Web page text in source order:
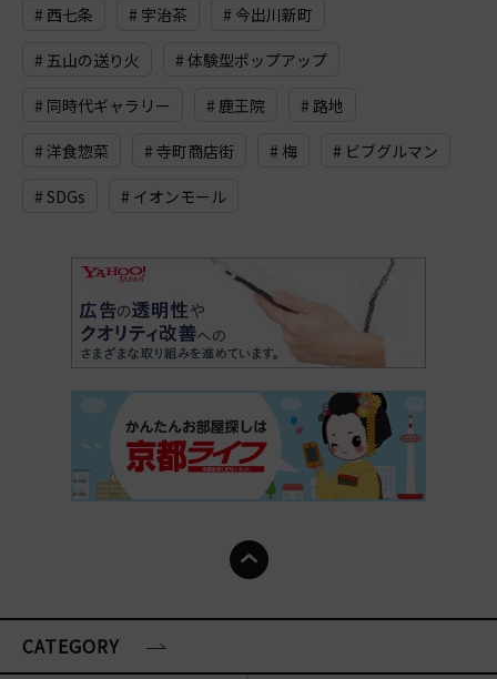
# 西七条 # 宇治茶 # 今出川新町
# 五山の送り火 # 体験型ポップアップ
# 同時代ギャラリー # 鹿王院 # 路地
# 洋食惣菜 # 寺町商店街 # 梅 # ビブグルマン
# SDGs # イオンモール
CATEGORY